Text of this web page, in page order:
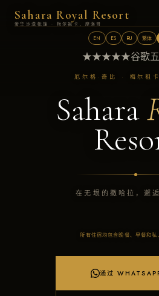
Sahara Royal Resort
奢华沙漠帐篷 · 梅尔祖卡，摩洛哥
EN ES RU 繁体
★★★★★谷歌
厄尔格·奇比 · 梅尔祖
Sahara
在无垠的撒哈拉，邂
所有住宿均包含晚餐、早餐和私
通过